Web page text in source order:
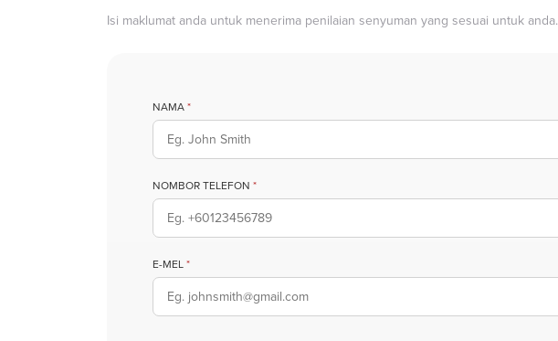
Isi maklumat anda untuk menerima penilaian senyuman yang sesuai untuk anda.
NAMA*
NOMBOR TELEFON *
E-MEL*